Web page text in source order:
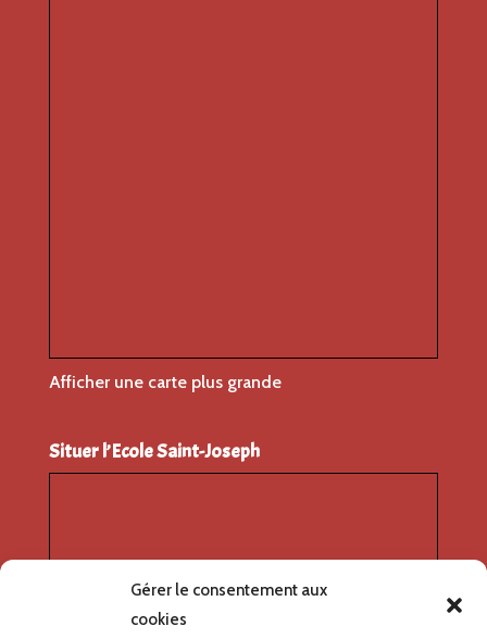
Gérer le consentement aux
cookies
Afficher une carte plus grande
Situer l’Ecole Saint-Joseph